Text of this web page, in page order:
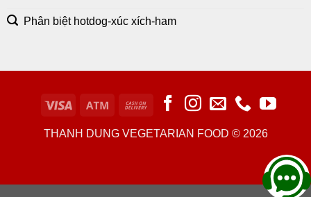
Phân biệt hotdog-xúc xích-ham
THANH DUNG VEGETARIAN FOOD © 2026